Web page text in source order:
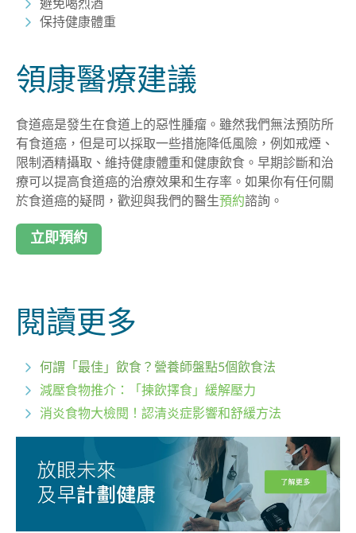
避免喝烈酒
保持健康體重
領康醫療建議
食道癌是發生在食道上的惡性腫瘤。雖然我們無法預防所
有食道癌，但是可以採取一些措施降低風險，例如戒煙、
限制酒精攝取、維持健康體重和健康飲食。早期診斷和治
療可以提高食道癌的治療效果和生存率。如果你有任何關
於食道癌的疑問，歡迎與我們的醫生預約諮詢。
立即預約
閱讀更多
何謂「最佳」飲食？營養師盤點5個飲食法
減壓食物推介：「揀飲擇食」緩解壓力
消炎食物大檢閱！認清炎症影響和舒緩方法